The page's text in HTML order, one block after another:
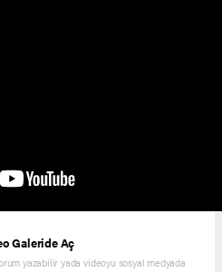
Galeride Aç
yazabilir yada videoyu sosyal medyada